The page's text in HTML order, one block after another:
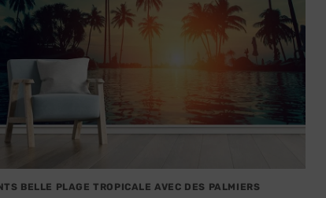
BELLE PLAGE TROPICALE AVEC DES PALMIERS